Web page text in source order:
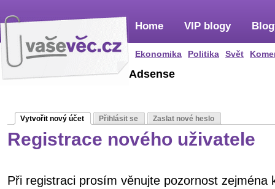
Home
Ekonomika Politika Svět
VIP blogy
Adsense
Vytvořit nový účet Přihlásit se Zaslat nové heslo
Registrace nového uživatele
Při registraci prosím věnujte pozornost zejména